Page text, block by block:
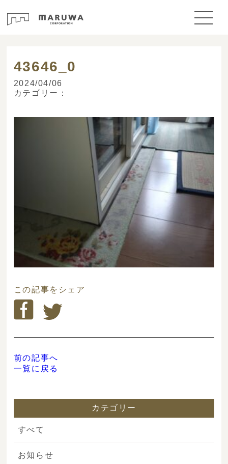
43646_0
2024/04/06
カテゴリー：
この記事をシェア
前の記事へ
一覧に戻る
カテゴリー
すべて
お知らせ